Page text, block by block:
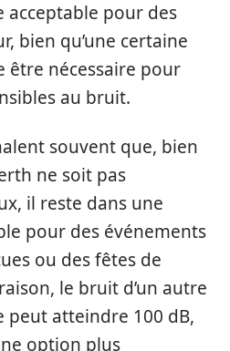
acceptable pour des
bien qu’une certaine
être nécessaire pour
au bruit.
souvent que, bien
ne soit pas
il reste dans une
pour des événements
ou des fêtes de
le bruit d’un autre
atteindre 100 dB,
option plus